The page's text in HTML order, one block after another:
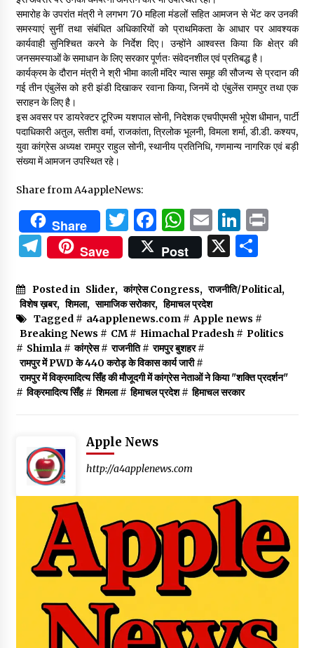
समारोह के उपरांत मंत्री ने लगभग 70 महिला मंडलों सहित आमजन से भेंट कर उनकी
समस्याएं सुनीं तथा संबंधित अधिकारियों को प्राथमिकता के आधार पर आवश्यक
कार्यवाही सुनिश्चित करने के निर्देश दिए। उन्होंने आश्वस्त किया कि क्षेत्र की
जनसमस्याओं के समाधान के लिए सरकार पूर्णतः संवेदनशील एवं प्रतिबद्ध है।
कार्यक्रम के दौरान मंत्री ने श्री भीमा काली मंदिर न्यास समूह की सौजन्य से प्रदान की
गई तीन एंबुलेंस को हरी झंडी दिखाकर रवाना किया, जिनमें दो एंबुलेंस रामपुर तथा एक
सराहन के लिए है।
इस अवसर पर डायरेक्टर टूरिज्म यशपाल सोनी, निदेशक एचपीएमसी भूपेश धीमान, पार्टी
पदाधिकारी अतुल, सतीश वर्मा, राजकांता, त्रिलोक भूलनी, विमला शर्मा, डी.डी. कश्यप,
युवा कांग्रेस अध्यक्ष रामपुर राहुल सोनी, स्थानीय प्रतिनिधि, गणमान्य नागरिक एवं बड़ी
संख्या में आमजन उपस्थित रहे।
Share from A4appleNews:
Share Twitter
Facebook
WhatsApp
Email
Telegram
Save Post X
Posted in Slider, कांग्रेस Congress, राजनीति/Political,
विशेष ख़बर, शिमला, सामाजिक सरोकार, हिमाचल प्रदेश
Tagged # a4applenews.com# Apple news #
Breaking News # CM# Himachal Pradesh# Politics
# Shimla# कांग्रेस# राजनीति# रामपुर बुशहर#
रामपुर में PWD के 440 करोड़ के विकास कार्य जारी#
रामपुर में विक्रमादित्य सिँह की मौजूदगी में कांग्रेस नेताओं ने किया "शक्ति प्रदर्शन"
# विक्रमादित्य सिँह# शिमला# हिमाचल प्रदेश# हिमाचल सरकार
Apple News
http://a4applenews.com